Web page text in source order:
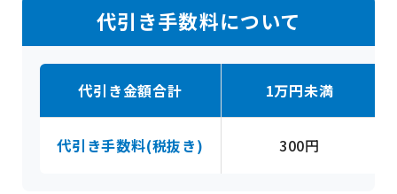
代引き手数料について
代引き金額合計 1万円未満
代引き手数料(税抜き) 300円